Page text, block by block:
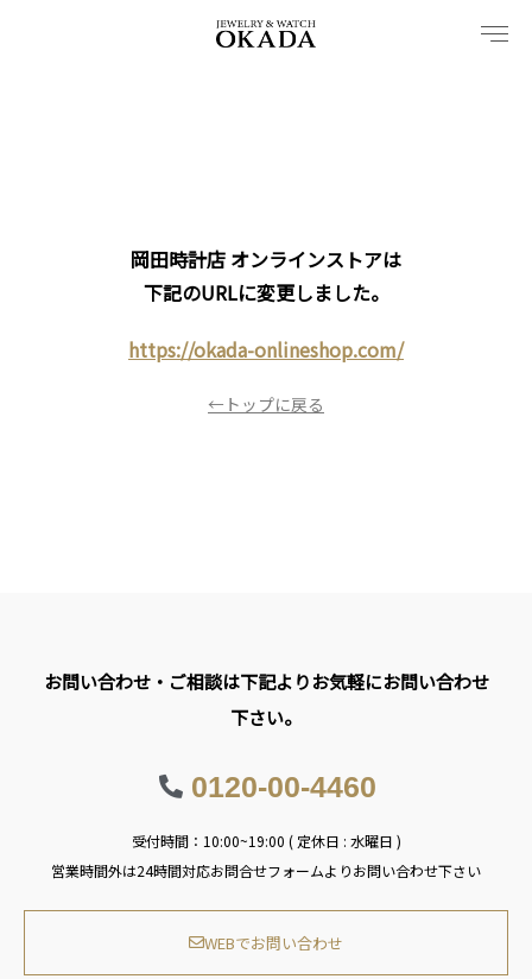
岡田時計店 オンラインストアは
下記のURLに変更しました。
https://okada-onlineshop.com/
←トップに戻る
お問い合わせ・ご相談は下記よりお気軽にお問い合わせ
下さい。
0120-00-4460
受付時間：10:00~19:00 ( 定休日 : 水曜日 )
営業時間外は24時間対応お問合せフォームよりお問い合わせ下さい
WEBでお問い合わせ